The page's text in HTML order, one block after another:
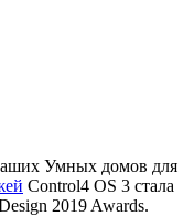
Умных домов для
Control4 OS 3 стала
2019 Awards.